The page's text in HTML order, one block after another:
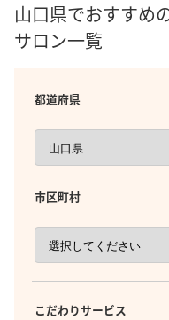
山口県でおすすめ
サロン一覧
都道府県
市区町村
こだわりサービス